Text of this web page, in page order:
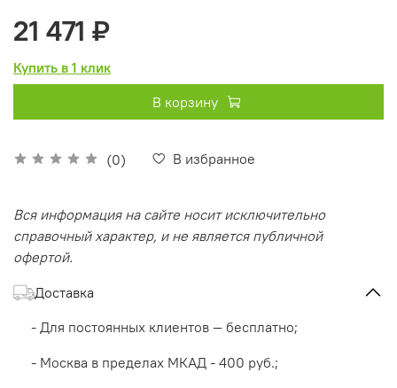
(0) В избранное
21 471 ₽
Купить в 1 клик
В корзину
Вся информация на сайте носит исключительно
справочный характер, и не является публичной
офертой.
Доставка
- Для постоянных клиентов — бесплатно;
- Москва в пределах МКАД - 400 руб.;